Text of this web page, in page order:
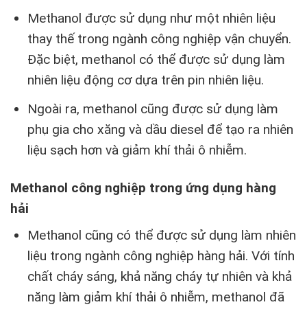
Methanol được sử dụng như một nhiên liệu
thay thế trong ngành công nghiệp vận chuyển.
Đặc biệt, methanol có thể được sử dụng làm
nhiên liệu động cơ dựa trên pin nhiên liệu.
Ngoài ra, methanol cũng được sử dụng làm
phụ gia cho xăng và dầu diesel để tạo ra nhiên
liệu sạch hơn và giảm khí thải ô nhiễm.
Methanol công nghiệp trong ứng dụng hàng
hải
Methanol cũng có thể được sử dụng làm nhiên
liệu trong ngành công nghiệp hàng hải. Với tính
chất cháy sáng, khả năng cháy tự nhiên và khả
năng làm giảm khí thải ô nhiễm, methanol đã